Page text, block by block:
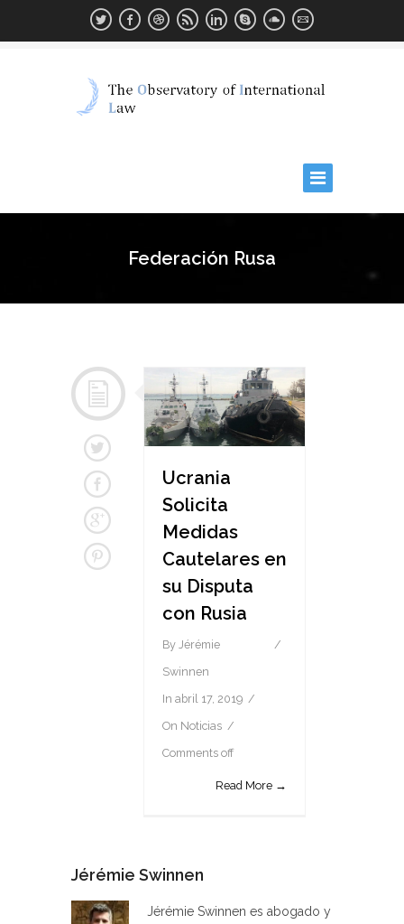
Federación Rusa
Ucrania
Solicita
Medidas
Cautelares en
su Disputa
con Rusia
By Jérémie
Swinnen
In abril 17, 2019
On Noticias
Comments off
Read More →
Jérémie Swinnen
Jérémie Swinnen es abogado y